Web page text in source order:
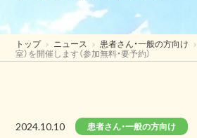
トップ ニュース 患者さん・一般の方向け
室）を開催します（参加無料・要予約）
2024.10.10 患者さん・一般の方向け